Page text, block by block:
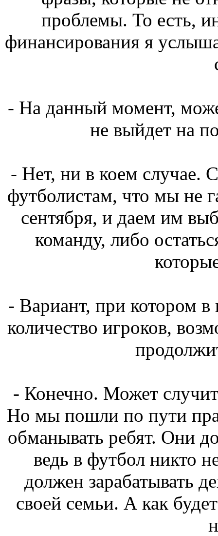
проблемы. То есть,
финансирования я
- На данный момент,
не выйдет на
- Нет, ни в коем случае.
футболистам, что мы не
сентября, и даем им
команду, либо
- Вариант, при котором в
количество игроков,
- Конечно. Может
Но мы пошли по пути
обманывать ребят. Они
ведь в футбол никто
должен зарабатывать
своей семьи. А как